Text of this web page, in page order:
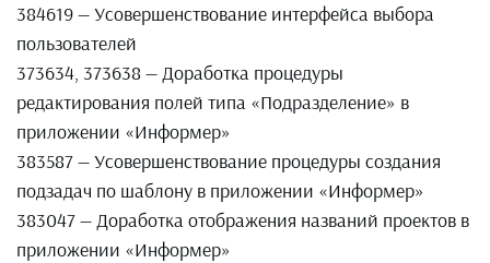
384619 — Усовершенствование интерфейса выбора
пользователей
373634, 373638 — Доработка процедуры
редактирования полей типа «Подразделение» в
приложении «Информер»
383587 — Усовершенствование процедуры создания
подзадач по шаблону в приложении «Информер»
383047 — Доработка отображения названий проектов в
приложении «Информер»